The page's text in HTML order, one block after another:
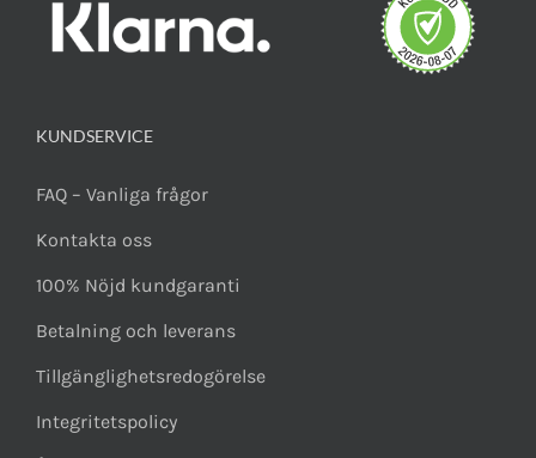
KUNDSERVICE
FAQ – Vanliga frågor
Kontakta oss
100% Nöjd kundgaranti
Betalning och leverans
Tillgänglighetsredogörelse
Integritetspolicy